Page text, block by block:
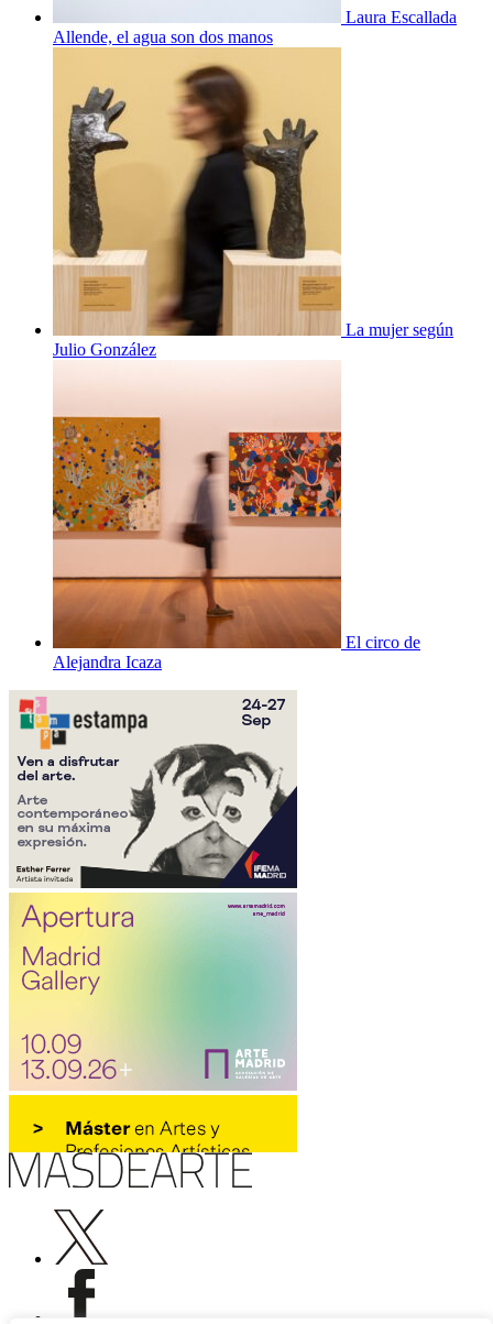
Laura Escallada
Allende, el agua son dos manos
La mujer según
Julio González
El circo de
Alejandra Icaza